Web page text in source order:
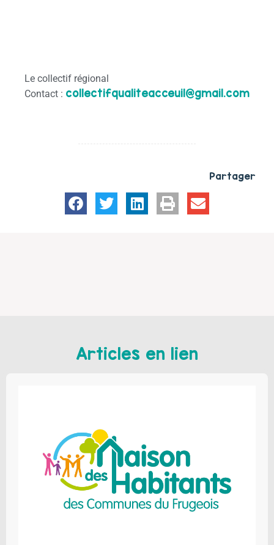
Le collectif régional
Contact : collectifqualiteacceuil@gmail.com
Partager
Articles en lien